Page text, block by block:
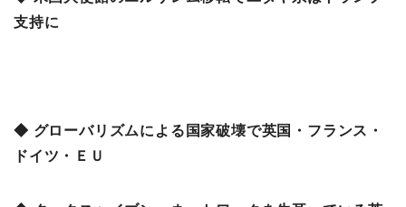
支持に
◆ グローバリズムによる国家破壊で英国・フランス・
ドイツ・ＥＵ